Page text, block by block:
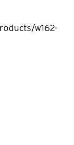
w162-